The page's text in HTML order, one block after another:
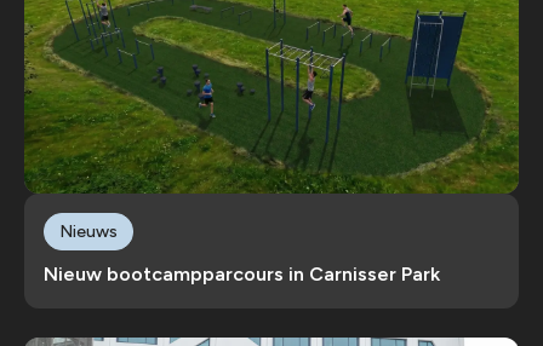
Nieuw bootcampparcours in Carnisser Park
Nieuws